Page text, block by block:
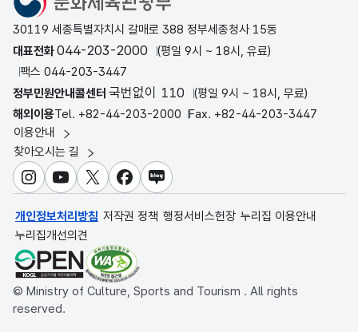
30119 세종특별자치시 갈매로 388 정부세종청사 15동
대표전화044-203-2000
(평일 9시 ~ 18시, 유료)
팩스 044-203-3447
정부민원안내콜센터 국번없이 110
(평일 9시 ~ 18시, 무료)
해외이용Tel. +82-44-203-2000 Fax. +82-44-203-3447
이용안내
찾아오시는 길
인스타그램
유튜브X 페이스북
블로그
개인정보처리방침 저작권 정책 행정서비스헌장 누리집 이용안내
누리집개선의견
© Ministry of Culture, Sports and Tourism . All rights
reserved.